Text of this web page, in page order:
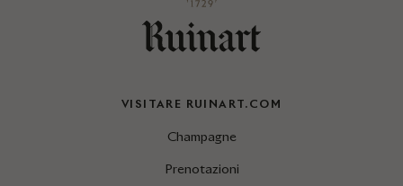
VISITARE RUINART.COM
Champagne
Prenotazioni